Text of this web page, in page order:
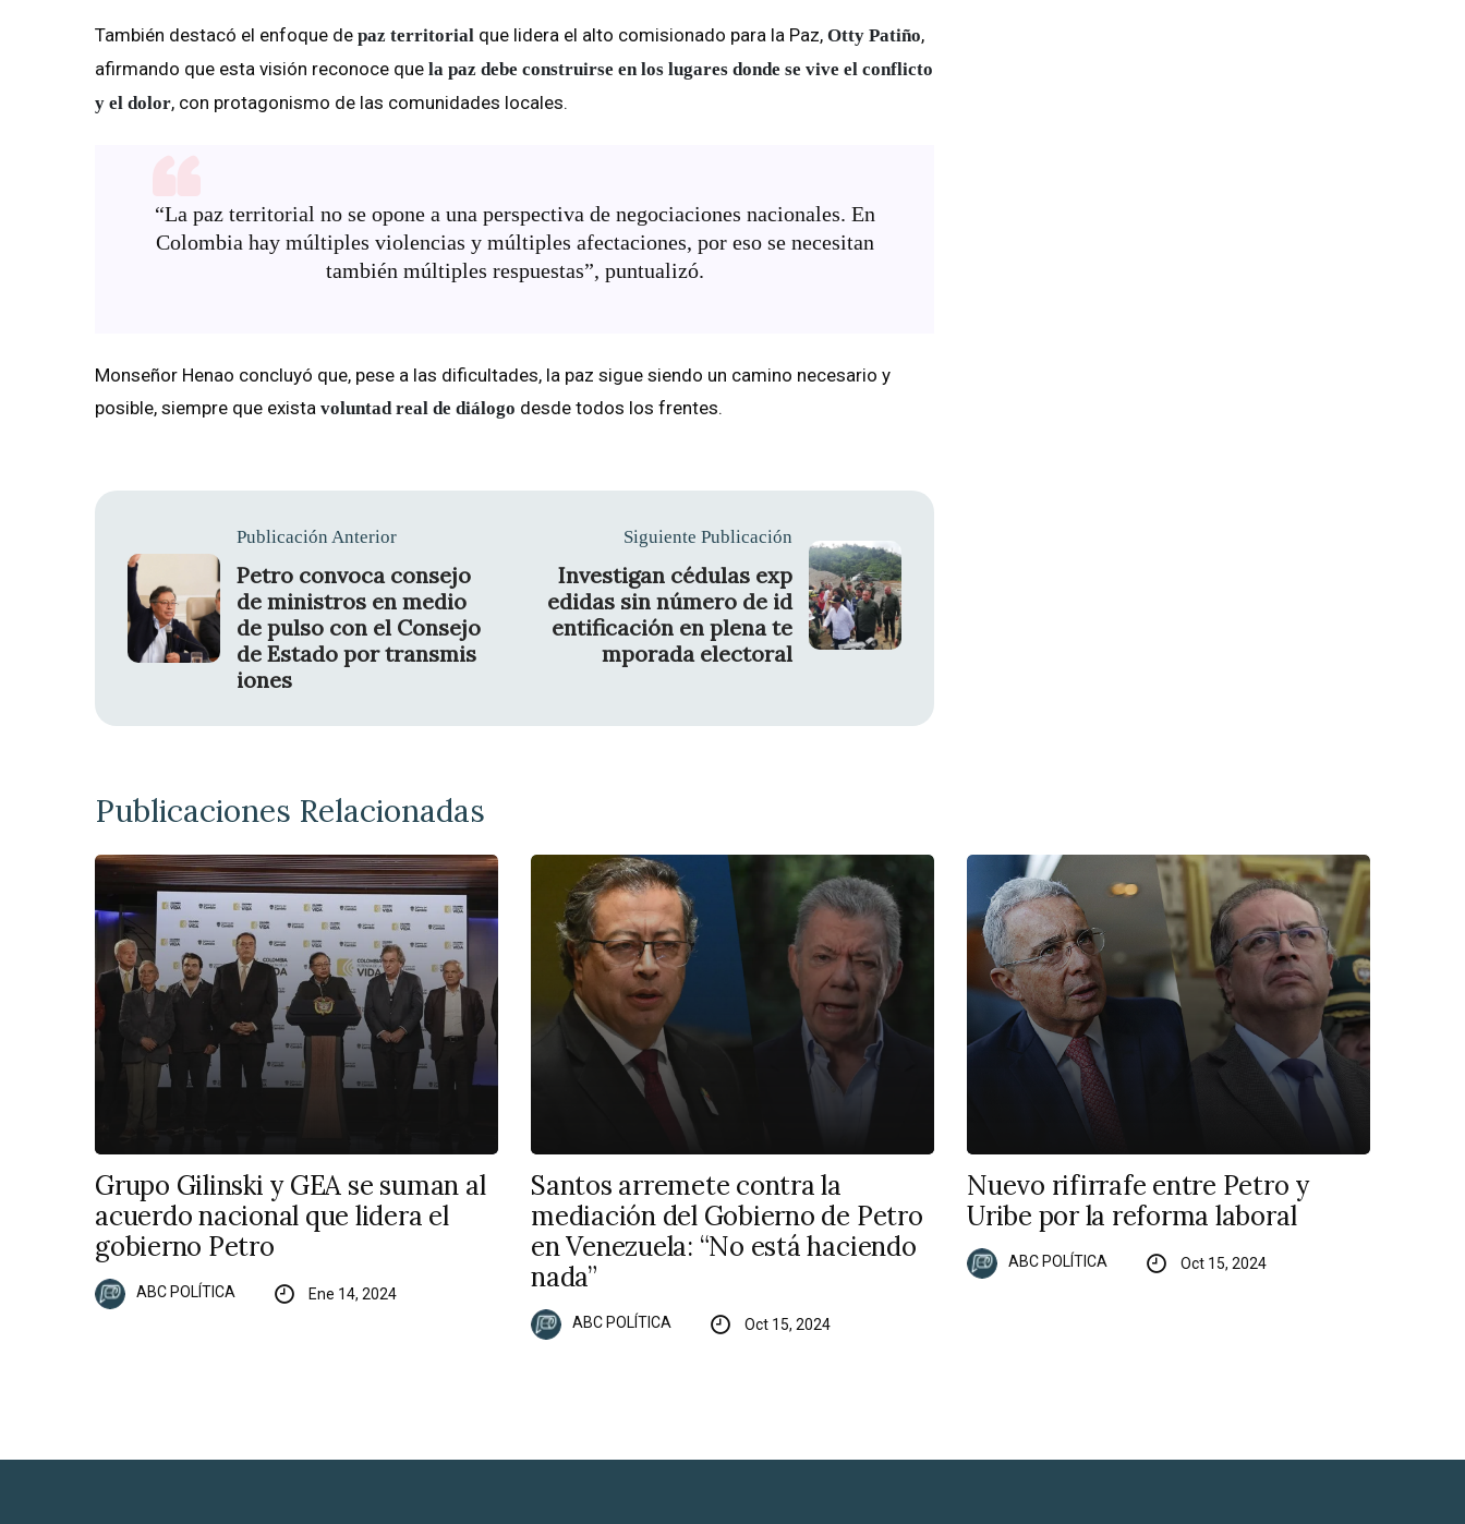
También destacó el enfoque de paz territorial que lidera el alto comisionado para la Paz, Otty Patiño,
afirmando que esta visión reconoce que la paz debe construirse en los lugares donde se vive el conflicto
y el dolor, con protagonismo de las comunidades locales.
“La paz territorial no se opone a una perspectiva de negociaciones nacionales. En
Colombia hay múltiples violencias y múltiples afectaciones, por eso se necesitan
también múltiples respuestas”, puntualizó.
Monseñor Henao concluyó que, pese a las dificultades, la paz sigue siendo un camino necesario y
posible, siempre que exista voluntad real de diálogo desde todos los frentes.
Publicación Anterior
Petro convoca consejo
de ministros en medio
de pulso con el Consejo
de Estado por transmis
iones
Siguiente Publicación
Investigan cédulas exp
edidas sin número de id
entificación en plena te
mporada electoral
Publicaciones Relacionadas
Grupo Gilinski y GEA se suman al
acuerdo nacional que lidera el
gobierno Petro
ABC POLÍTICA Ene 14, 2024
Santos arremete contra la
mediación del Gobierno de Petro
en Venezuela: “No está haciendo
nada”
ABC POLÍTICA Oct 15, 2024
Nuevo rifirrafe entre Petro y
Uribe por la reforma laboral
ABC POLÍTICA Oct 15, 2024